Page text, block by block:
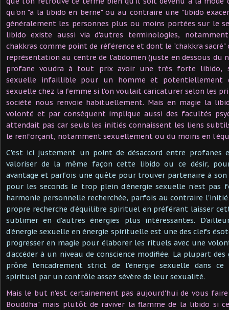
qu'on "a la libido en berne" ou au contraire une "libido
généralement les personnes plus ou moins portées sur le
libido existe aussi via d'autres terminologies,
chakkras comme point de référence et dont le "chakkra sacré"
représentation au centre de l'abdomen (juste en dessous du
profane voudra à tout prix avoir une très forte libido,
sexuelle infaillible pour un homme et potentiellement
sexuelle chez la femme si l'on voulait caricaturer selon les
société nous renvoie habituellement. Mais en magie la
volonté et par conséquent implique aussi des facultés
attendait pas car seuls les initiés connaissent les liens
le renforçant, notamment sexuellement ou du moins en
C'est ici justement un point de désaccord entre profanes
valoriser de la même façon cette libido ou ce désir,
avantage et parfois une quête pour trouver partenaire à
pour les seconds le trop plein d'énergie sexuelle n'est pas
harmonie personnelle recherchée, parfois au contraire
propre recherche d'équilibre spirituel en préférant laisser
sublimer en d'autres énergies plus intéressantes.
d'énergie sexuelle en énergie spirituelle est une des clefs
progresser en magie pour élaborer les rituels avec une
d'accéder à un niveau de conscience modifiée. La plupart
prôné l'encadrement strict de l'énergie sexuelle dans
spirituel par un contrôle assez sévère de leur sexualité.
Mais le but n'est certainement pas aujourd'hui de vous
Bouddha" mais plutôt de raviver la flamme de la libido si